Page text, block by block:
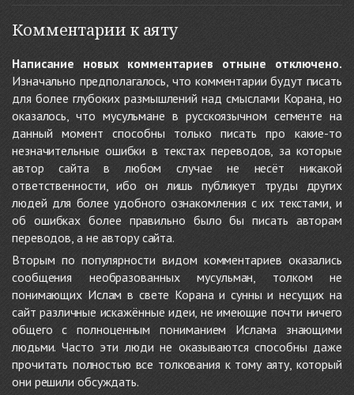
Комментарии к аяту
Написание новых комментариев отныне отключено.
Изначально предполагалось, что комментарии будут писать
для более глубоких размышлений над смыслами Корана, но
оказалось, что мусульмане в русскоязычном сегменте на
данный момент способны только писать про какие-то
незначительные ошибки в текстах переводов, за которые
автор сайта в любом случае не несёт никакой
ответственности, ибо он лишь публикует труды других
людей для более удобного ознакомления с их текстами, и
об ошибках более правильно было бы писать авторам
переводов, а не автору сайта.
Вторым по популярности видом комментариев оказались
сообщения необразованных мусульман, толком не
понимающих Ислам в свете Корана и сунны и несущих на
сайт различные искажённые идеи, не имеющие почти ничего
общего с полноценным пониманием Ислама знающими
людьми. Часто эти люди не оказываются способны даже
прочитать полностью все толкования к тому аяту, который
они решили обсуждать.